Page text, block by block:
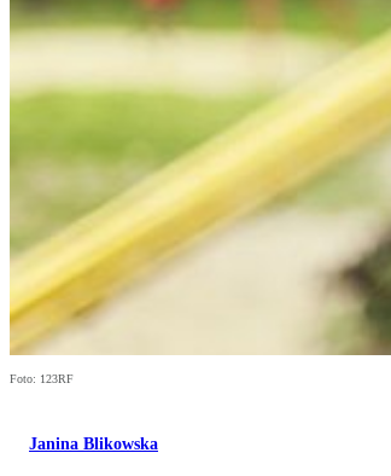
Foto: 123RF
Janina Blikowska